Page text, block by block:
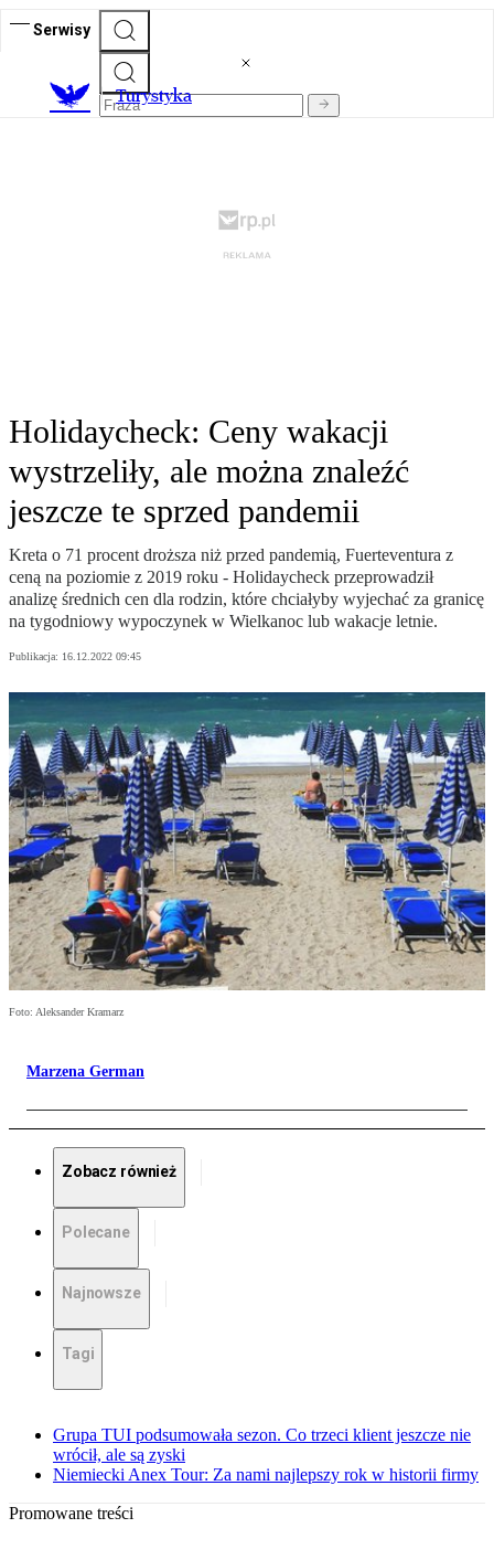
Serwisy
Turystyka
Holidaycheck: Ceny wakacji
wystrzeliły, ale można znaleźć
jeszcze te sprzed pandemii
Kreta o 71 procent droższa niż przed pandemią, Fuerteventura z
ceną na poziomie z 2019 roku - Holidaycheck przeprowadził
analizę średnich cen dla rodzin, które chciałyby wyjechać za granicę
na tygodniowy wypoczynek w Wielkanoc lub wakacje letnie.
Publikacja: 16.12.2022 09:45
Foto: Aleksander Kramarz
Marzena German
Zobacz również
Polecane
Najnowsze
Tagi
Grupa TUI podsumowała sezon. Co trzeci klient jeszcze nie
wrócił, ale są zyski
Niemiecki Anex Tour: Za nami najlepszy rok w historii firmy
Promowane treści